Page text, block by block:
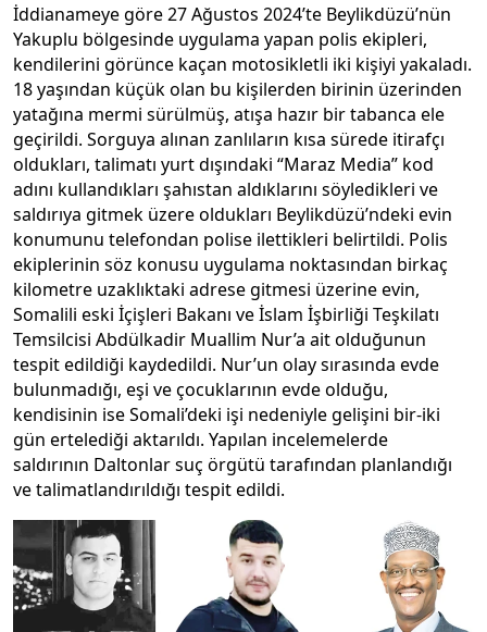
İddianameye göre 27 Ağustos 2024’te Beylikdüzü’nün
Yakuplu bölgesinde uygulama yapan polis ekipleri,
kendilerini görünce kaçan motosikletli iki kişiyi yakaladı.
18 yaşından küçük olan bu kişilerden birinin üzerinden
yatağına mermi sürülmüş, atışa hazır bir tabanca ele
geçirildi. Sorguya alınan zanlıların kısa sürede itirafçı
oldukları, talimatı yurt dışındaki “Maraz Media” kod
adını kullandıkları şahıstan aldıklarını söyledikleri ve
saldırıya gitmek üzere oldukları Beylikdüzü’ndeki evin
konumunu telefondan polise ilettikleri belirtildi. Polis
ekiplerinin söz konusu uygulama noktasından birkaç
kilometre uzaklıktaki adrese gitmesi üzerine evin,
Somalili eski İçişleri Bakanı ve İslam İşbirliği Teşkilatı
Temsilcisi Abdülkadir Muallim Nur’a ait olduğunun
tespit edildiği kaydedildi. Nur’un olay sırasında evde
bulunmadığı, eşi ve çocuklarının evde olduğu,
kendisinin ise Somali’deki işi nedeniyle gelişini bir-iki
gün ertelediği aktarıldı. Yapılan incelemelerde
saldırının Daltonlar suç örgütü tarafından planlandığı
ve talimatlandırıldığı tespit edildi.